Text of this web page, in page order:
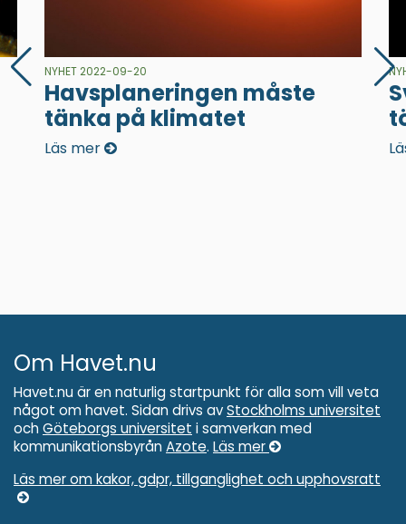
NYHET 2022-09-20
Havsplaneringen måste
tänka på klimatet
Läs mer
Om Havet.nu
Havet.nu är en naturlig startpunkt för alla som vill veta
något om havet. Sidan drivs avStockholms universitet
och Göteborgs universitet i samverkan med
kommunikationsbyrån Azote. Läs mer
Läs mer om kakor, gdpr, tillganglighet och upphovsratt